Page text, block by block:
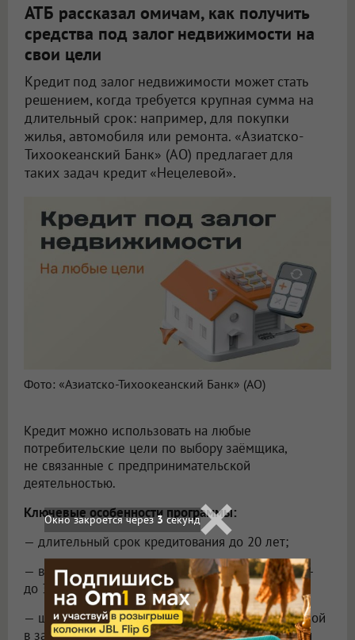
АТБ рассказал омичам, как получить
средства под залог недвижимости на
свои цели
Кредит под залог недвижимости может стать
решением, когда требуется крупная сумма на
длительный срок: например, для покупки
жилья, автомобиля или ремонта. «Азиатско-
Тихоокеанский Банк» (АО) предлагает для
таких задач кредит «Нецелевой».
Фото: «Азиатско-Тихоокеанский Банк» (АО)
Кредит можно использовать на любые
потребительские цели по выбору заёмщика,
не связанные с предпринимательской
деятельностью.
Ключевые особенности программы:
— длительный срок кредитования до 20 лет;
— возможность получения значительных сумм —
до 30 млн рублей;
— широкий перечень недвижимости, принимаемой
в залог (квартиры, дома, апартаменты, таунхаусы
Окно закроется через1 секунд